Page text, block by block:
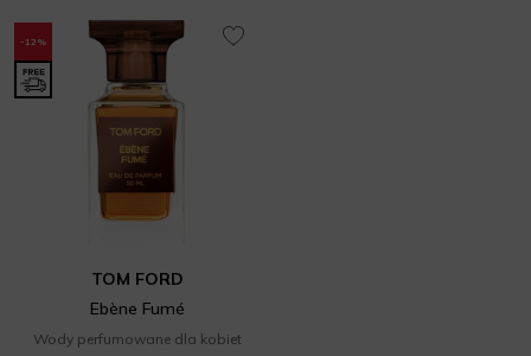
-12%
TOM FORD
Ebène Fumé
Wody perfumowane dla kobiet